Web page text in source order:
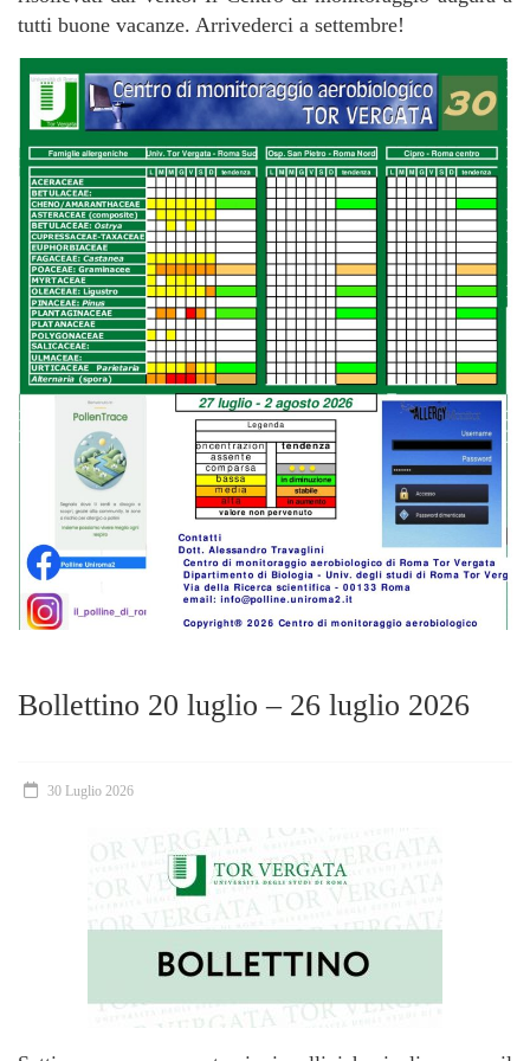
tutti buone vacanze. Arrivederci a settembre!
Bollettino 20 luglio – 26 luglio 2026
30 Luglio 2026